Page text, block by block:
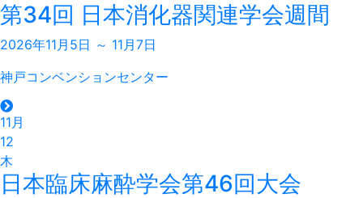
第34回 日本消化器関連学会週間
2026年11月5日 ～ 11月7日
神戸コンベンションセンター
11月
12
木
日本臨床麻酔学会第46回大会